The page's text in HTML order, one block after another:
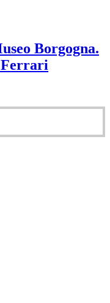
Borgogna.
Ferrari